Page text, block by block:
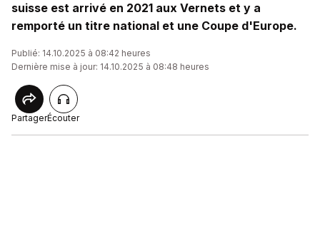
suisse est arrivé en 2021 aux Vernets et y a
remporté un titre national et une Coupe d'Europe.
Publié: 14.10.2025 à 08:42 heures
Dernière mise à jour: 14.10.2025 à 08:48 heures
PartagerÉcouter